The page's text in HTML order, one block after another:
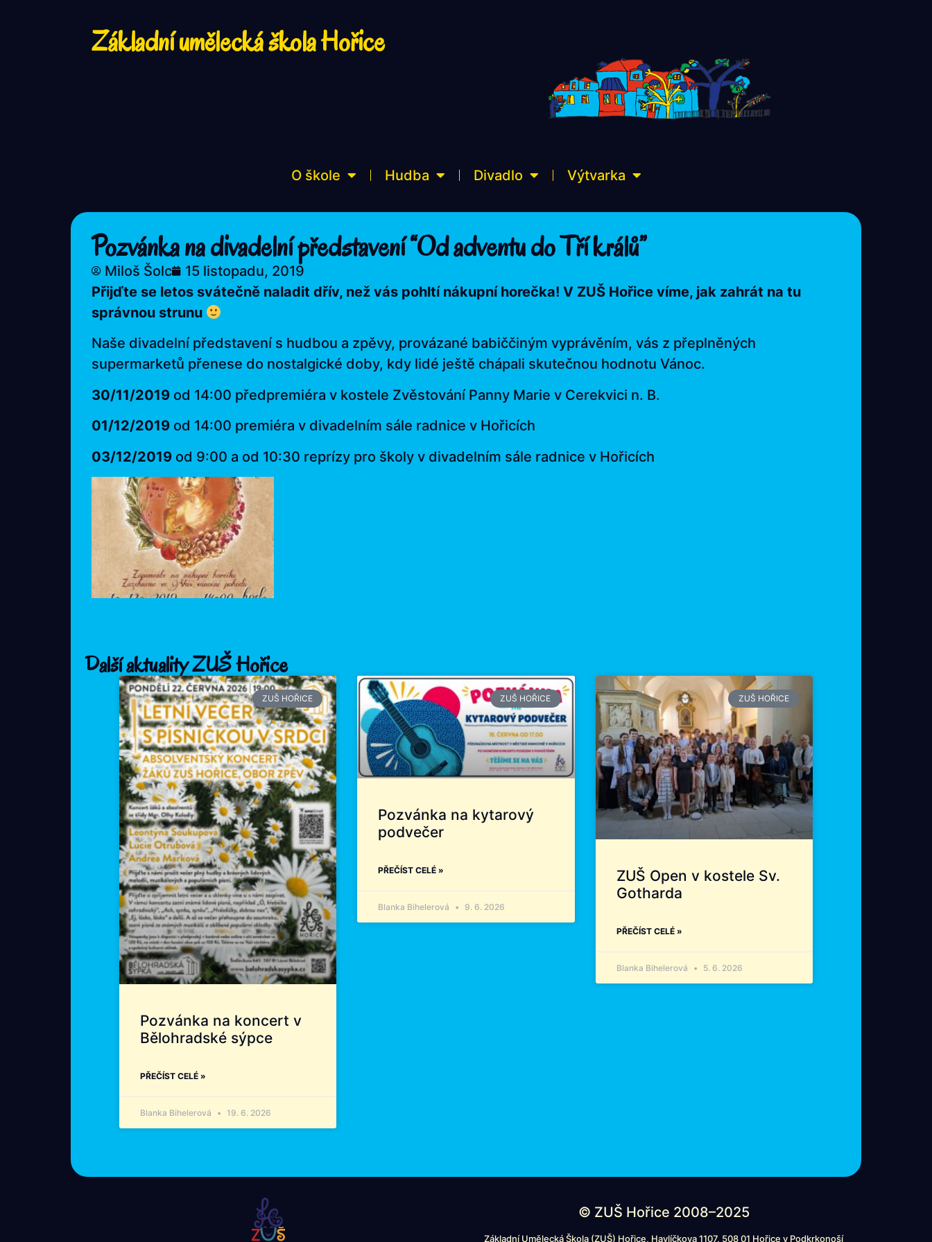
Základní umělecká škola Hořice
O škole Hudba Divadlo Výtvarka
Pozvánka na divadelní představení “Od adventu do Tří králů”
Miloš Šolc
15 listopadu, 2019
Přijďte se letos svátečně naladit dřív, než vás pohltí nákupní horečka! V ZUŠ Hořice víme, jak zahrát na tu
správnou strunu
Naše divadelní představení s hudbou a zpěvy, provázané babiččiným vyprávěním, vás z přeplněných
supermarketů přenese do nostalgické doby, kdy lidé ještě chápali skutečnou hodnotu Vánoc.
30/11/2019 od 14:00 předpremiéra v kostele Zvěstování Panny Marie v Cerekvici n. B.
01/12/2019 od 14:00 premiéra v divadelním sále radnice v Hořicích
03/12/2019 od 9:00 a od 10:30 reprízy pro školy v divadelním sále radnice v Hořicích
Další aktuality ZUŠ Hořice
ZUŠ HOŘICE
Pozvánka na koncert v
Bělohradské sýpce
PŘEČÍST CELÉ »
Blanka Bihelerová 19. 6. 2026
ZUŠ HOŘICE
Pozvánka na kytarový
podvečer
PŘEČÍST CELÉ »
Blanka Bihelerová 9. 6. 2026
ZUŠ HOŘICE
ZUŠ Open v kostele Sv.
Gotharda
PŘEČÍST CELÉ »
Blanka Bihelerová 5. 6. 2026
© ZUŠ Hořice 2008–2025
Základní Umělecká Škola (ZUŠ) Hořice, Havlíčkova 1107, 508 01 Hořice v Podkrkonoší